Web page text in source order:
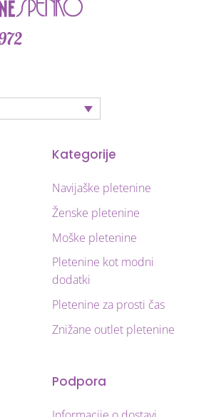
Kategorije
Navijaške pletenine
Ženske pletenine
Moške pletenine
Pletenine kot modni
dodatki
Pletenine za prosti čas
Znižane outlet pletenine
Podpora